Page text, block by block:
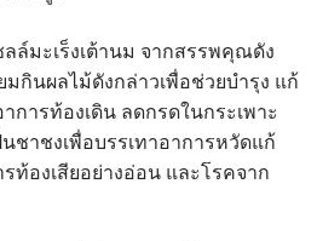
ลล์มะเร็งเต้านม จากสรรพคุณดัง
กินผลไม้ดังกล่าวเพื่อช่วยบำรุง แก้
การท้องเดิน ลดกรดในกระเพาะ
ชาชงเพื่อบรรเทาอาการหวัดแก้
ท้องเสียอย่างอ่อน และโรคจาก